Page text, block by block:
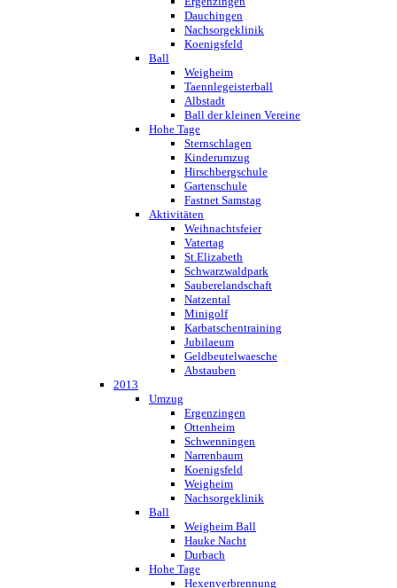
Dauchingen
Nachsorgeklinik
Koenigsfeld
Ball
Weigheim
Taennlegeisterball
Albstadt
Ball der kleinen Vereine
Hohe Tage
Sternschlagen
Kinderumzug
Hirschbergschule
Gartenschule
Fastnet Samstag
Aktivitäten
Weihnachtsfeier
Vatertag
St.Elizabeth
Schwarzwaldpark
Sauberelandschaft
Natzental
Minigolf
Karbatschentraining
Jubilaeum
Geldbeutelwaesche
Abstauben
2013
Umzug
Ergenzingen
Ottenheim
Schwenningen
Narrenbaum
Koenigsfeld
Weigheim
Nachsorgeklinik
Ball
Weigheim Ball
Hauke Nacht
Durbach
Hohe Tage
Hexenverbrennung